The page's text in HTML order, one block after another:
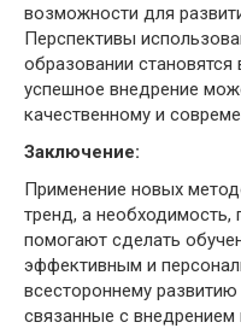
возможности для
Перспективы
образовании
успешное внедрение
качественному и
Заключение:
Применение новых
тренд, а необходимость,
помогают сделать
эффективным и
всестороннему
связанные с